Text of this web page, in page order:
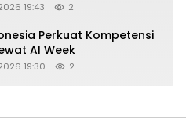
19:43 2
Perkuat Kompetensi
AI Week
19:30 2